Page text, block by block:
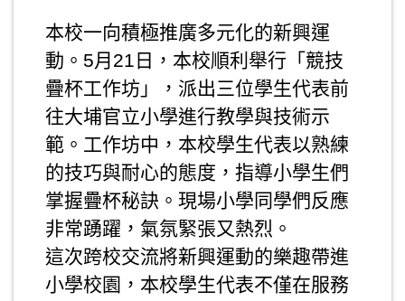
本校一向積極推廣多元化的新興運
動。5月21日，本校順利舉行「競技
疊杯工作坊」，派出三位學生代表前
往大埔官立小學進行教學與技術示
範。工作坊中，本校學生代表以熟練
的技巧與耐心的態度，指導小學生們
掌握疊杯秘訣。現場小學同學們反應
非常踴躍，氣氛緊張又熱烈。
這次跨校交流將新興運動的樂趣帶進
小學校園，本校學生代表不僅在服務